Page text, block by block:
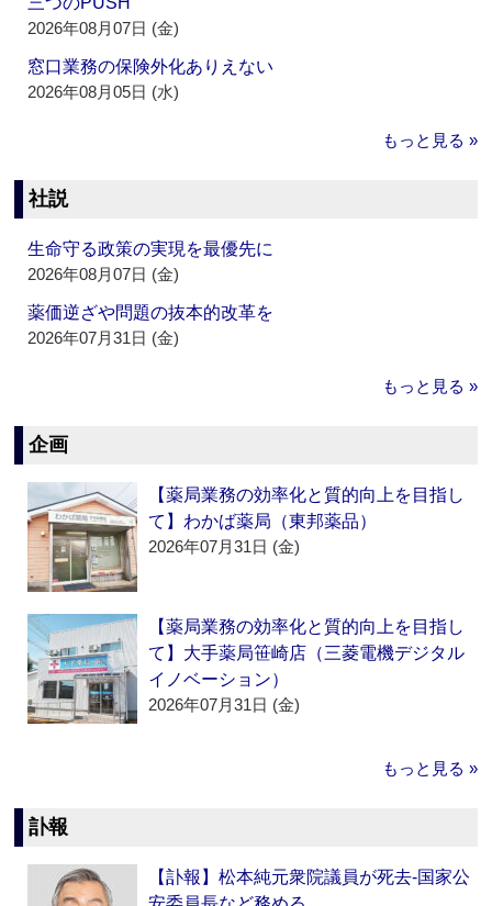
2026年08月07日 (金)
窓口業務の保険外化ありえない
2026年08月05日 (水)
もっと見る »
社説
生命守る政策の実現を最優先に
2026年08月07日 (金)
薬価逆ざや問題の抜本的改革を
2026年07月31日 (金)
もっと見る »
企画
【薬局業務の効率化と質的向上を目指し
て】わかば薬局（東邦薬品）
2026年07月31日 (金)
【薬局業務の効率化と質的向上を目指し
て】大手薬局笹崎店（三菱電機デジタル
イノベーション）
2026年07月31日 (金)
もっと見る »
訃報
【訃報】松本純元衆院議員が死去‐国家公